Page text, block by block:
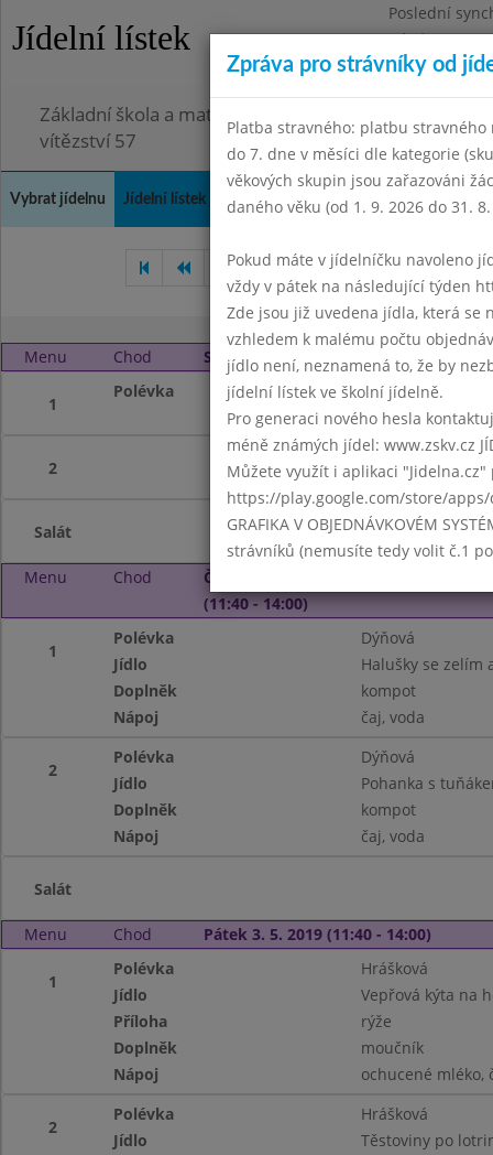
Jídelní lístek
Poslední
Pátek
Omezení
Základní škola a mateřská škola Chodov, Praha 4,
vítězství 57
Vybrat jídelnu Jídelní lístek Historie Kontakty a informace
Březen 2019 Duben 2019
Menu Chod Středa 1. 5. 2019 (11:40 - 14:00)
1
Polévka Svátek práce
2
Salát
Menu Chod
Čtvrtek 2. 5. 2019
(11:40 - 14:00)
1
Polévka
Dýňová
Jídlo
Halušky se zelím
Doplněk
kompot
Nápoj
čaj, voda
2
Polévka
Dýňová
Jídlo
Pohanka s
Doplněk
kompot
Nápoj
čaj, voda
Salát
Menu Chod Pátek 3. 5. 2019 (11:40 - 14:00)
1
Polévka
Hrášková
Jídlo
Vepřová kýta na
Příloha
rýže
Doplněk
moučník
Nápoj
ochucené mléko,
2
Polévka
Hrášková
Jídlo
Těstoviny po
Zpráva pro strávníky od
Platba stravného: platbu stravného
do 7. dne v měsíci dle kategorie
věkových skupin jsou zařazováni
daného věku (od 1. 9. 2026 do 31.
Pokud máte v jídelníčku navoleno
vždy v pátek na následující týden
Zde jsou již uvedena jídla, která se
vzhledem k malému počtu
jídlo není, neznamená to, že by
jídelní lístek ve školní jídelně.
Pro generaci nového hesla
méně známých jídel: www.zskv.cz
Můžete využít i aplikaci
https://play.google.com/store/
GRAFIKA V OBJEDNÁVKOVÉM
strávníků (nemusíte tedy volit č.1